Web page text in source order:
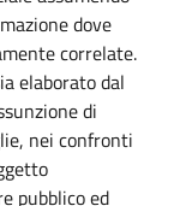
dove
correlate.
elaborato dal
di
nei confronti
pubblico ed